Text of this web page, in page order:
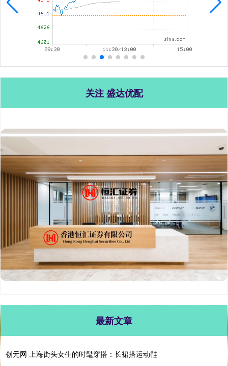
关注 盛达优配
最新文章
创元网 上海街头女生的时髦穿搭：长裙搭运动鞋